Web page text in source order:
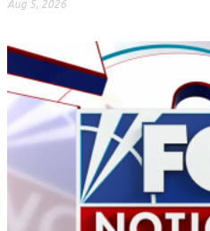
Aug 5, 2026